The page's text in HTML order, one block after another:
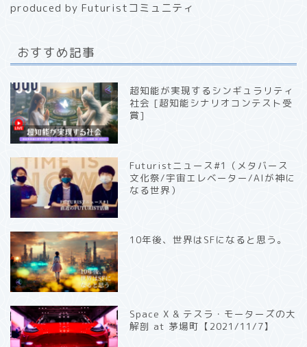
produced by Futuristコミュニティ
おすすめ記事
超知能が実現するシンギュラリティ
社会 [超知能シナリオコンテスト受
賞]
Futuristニュース#1（メタバース
文化祭/宇宙エレベーター/AIが神に
なる世界）
10年後、世界はSFになると思う。
Space X & テスラ・モーターズの大
解剖 at 茅場町【2021/11/7】